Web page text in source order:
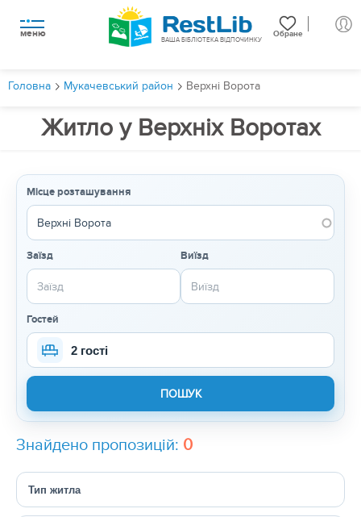
меню Обране
ВАША БІБЛІОТЕКА ВІДПОЧИНКУ
Головна Мукачевський район Верхні Ворота
Житло у Верхніх Воротах
Місце розташування
Заїзд Виїзд
Гостей
2 гості
Знайдено пропозицій: 0
Тип житла